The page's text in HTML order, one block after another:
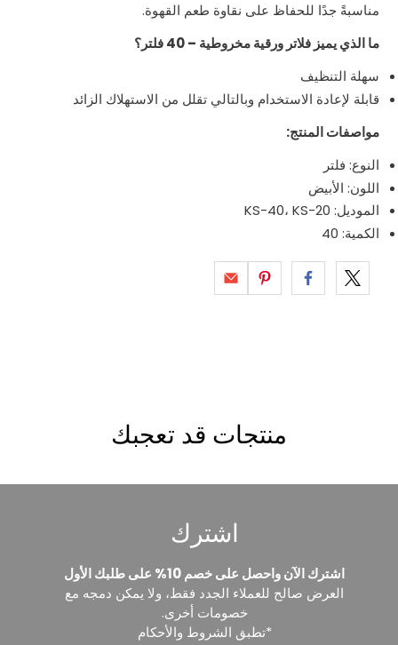
مناسبةً جدًا للحفاظ على نقاوة طعم القهوة.
ما الذي يميز فلاتر ورقية مخروطية – 40 فلتر؟
سهلة التنظيف
قابلة لإعادة الاستخدام وبالتالي تقلل من الاستهلاك الزائد
مواصفات المنتج:
النوع: فلتر
اللون: الأبيض
الموديل: KS-40، KS-20
الكمية: 40
منتجات قد تعجبك
اشترك
اشترك الآن واحصل على خصم 10% على طلبك الأول
العرض صالح للعملاء الجدد فقط، ولا يمكن دمجه مع
خصومات أخرى.
*تطبق الشروط والأحكام